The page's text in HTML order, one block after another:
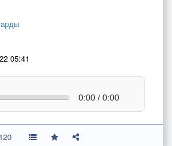
05:41
0:00 / 0:00
120